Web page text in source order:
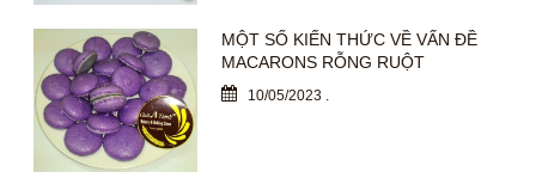
MỘT SỐ KIẾN THỨC VỀ VẤN ĐỀ
MACARONS RỖNG RUỘT
10/05/2023 .